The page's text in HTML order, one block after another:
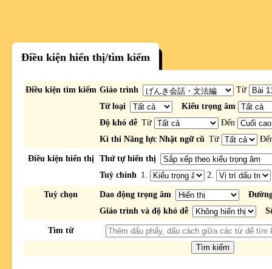
Điều kiện hiển thị/tìm kiếm
Điều kiện tìm kiếm Giáo trình
Từ
Từ loại
Kiểu trọng âm
Độ khó dễ Từ
Đến
Kì thi Năng lực Nhật ngữ cũ Từ
Điều kiện hiển thị
Thứ tự hiển thị
Tuỳ chỉnh 1. 2.
Tuỳ chọn Dao động trọng âm
Giáo trình và độ khó dễ
Tìm từ